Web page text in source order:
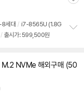
세대 / i7-8565U (1.8G
/ 출시가: 599,500원
치
NVMe 해외구매 (50